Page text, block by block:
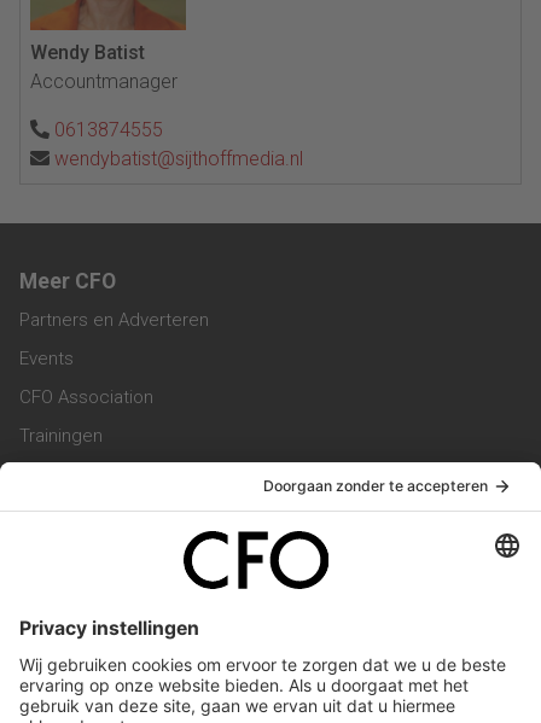
Wendy Batist
Accountmanager
0613874555
wendybatist@sijthoffmedia.nl
Meer CFO
Partners en Adverteren
Events
CFO Association
Trainingen
Vacatures
Service & Contact
Werken bij ons
Privacy Statement
Algemene Voorwaarden